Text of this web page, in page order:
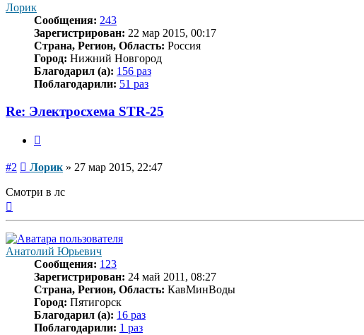
Лорик
Сообщения: 243
Зарегистрирован: 22 мар 2015, 00:17
Страна, Регион, Область: Россия
Город: Нижний Новгород
Благодарил (а): 156 раз
Поблагодарили: 51 раз
Re: Электросхема STR-25
#2 Сообщение
Лорик » 27 мар 2015, 22:47
Смотри в лс
Анатолий Юрьевич
Сообщения: 123
Зарегистрирован: 24 май 2011, 08:27
Страна, Регион, Область: КавМинВоды
Город: Пятигорск
Благодарил (а): 16 раз
Поблагодарили: 1 раз